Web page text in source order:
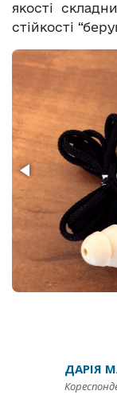
якості
стійкості
ДАРІЯ